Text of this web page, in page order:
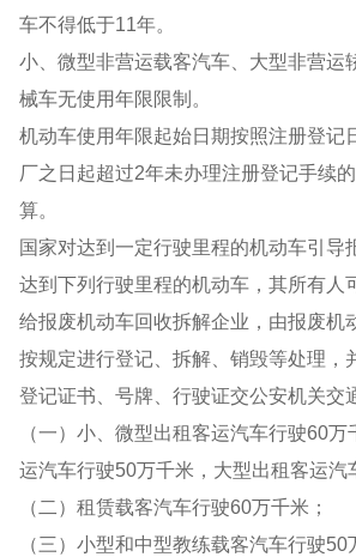
车不得低于11年。
小、微型非营运载客汽车、大型非营运
械车无使用年限限制。
机动车使用年限起始日期按照注册登记
厂之日起超过2年未办理注册登记手续
算。
国家对达到一定行驶里程的机动车引导
达到下列行驶里程的机动车，其所有人
给报废机动车回收拆解企业，由报废机
按规定进行登记、拆解、销毁等处理，
登记证书、号牌、行驶证交公安机关交
（一）小、微型出租客运汽车行驶60
运汽车行驶50万千米，大型出租客运汽
（二）租赁载客汽车行驶60万千米；
（三）小型和中型教练载客汽车行驶